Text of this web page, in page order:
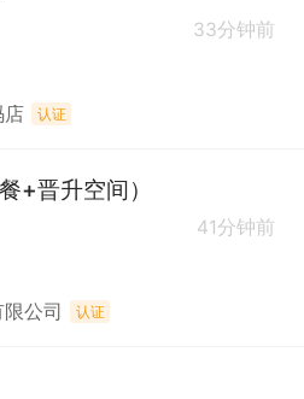
33分钟前
店 认证
+晋升空间）
41分钟前
公司 认证